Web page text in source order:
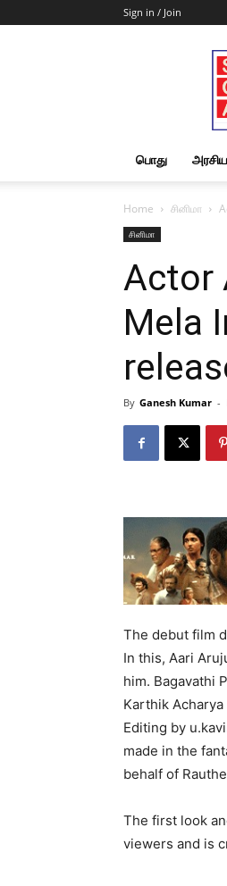
Sign in / Join
பொது
Home சினிமா
சினிமா
Actor
Mela
By Ganesh Kumar -
The debut film
In this, Aari
him. Bagavathi
Karthik
Editing by
made in the
behalf of
The first look
viewers and is